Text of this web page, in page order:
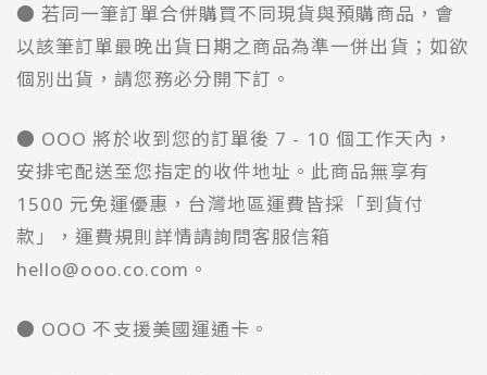
● 若同一筆訂單合併購買不同現貨與預購商品，會
以該筆訂單最晚出貨日期之商品為準一併出貨；如欲
個別出貨，請您務必分開下訂。
● OOO 將於收到您的訂單後 7 - 10 個工作天內，
安排宅配送至您指定的收件地址。此商品無享有
1500 元免運優惠，台灣地區運費皆採「到貨付
款」，運費規則詳情請詢問客服信箱
hello@ooo.co.com。
● OOO 不支援美國運通卡。